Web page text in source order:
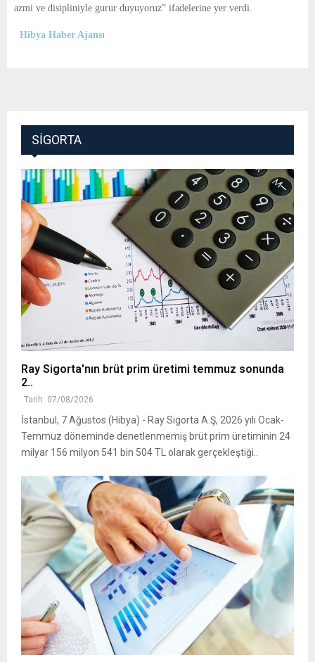
azmi ve disipliniyle gurur duyuyoruz” ifadelerine yer verdi.
Hibya Haber Ajansı
SIGORTA
Ray Sigorta'nın brüt prim üretimi temmuz sonunda
2..
Tarih: 07/08/2026
İstanbul, 7 Ağustos (Hibya) - Ray Sigorta A.Ş, 2026 yılı Ocak-
Temmuz döneminde denetlenmemiş brüt prim üretiminin 24
milyar 156 milyon 541 bin 504 TL olarak gerçekleştiği..